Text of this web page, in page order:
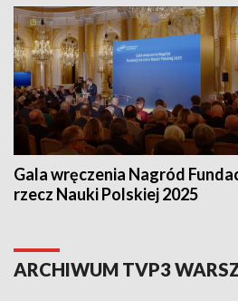
Gala wręczenia Nagród
rzecz Nauki Polskiej 2025
ARCHIWUM TVP3